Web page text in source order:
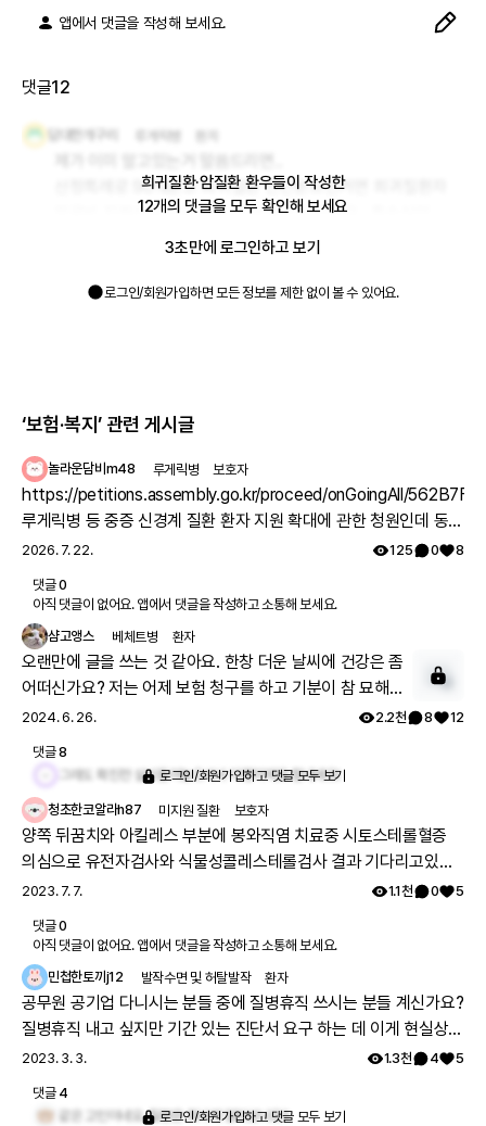
앱에서 댓글을 작성해 보세요.
댓글12
산정특례로 90%받고 희귀질환 진단받으신거면 희귀질환자
의료비 지원사업으로 10% 더 받을수도 있어요.. 특수식이
구입비, 간병비 이런것도 지원됩니다..
같으니 다시 해보셔도 좋을거 같네요..
희귀질환·암질환 환우들이 작성한
12개의 댓글을 모두 확인해 보세요
3초만에 로그인하고 보기
로그인/회원가입하면 모든 정보를 제한 없이 볼 수 있어요.
‘보험·복지’ 관련 게시글
놀라운담비m48 루게릭병 보호자
https://petitions.assembly.go.kr/proceed/onGoingAll/
루게릭병 등 중증 신경계 질환 환자 지원 확대에 관한 청원인데 동의
하기를 눌러주시면 감사하겠습니다. 주변에 공유도 많이 해주시면
감사하겠습니다.
2026. 7. 22. 125 0 8
댓글0
아직 댓글이 없어요. 앱에서 댓글을 작성하고 소통해 보세요.
샴고앵스
베체트병 환자
오랜만에 글을 쓰는 것 같아요. 한창 더운 날씨에 건강은 좀
어떠신가요? 저는 어제 보험 청구를 하고 기분이 참 묘해졌
어요. 정말정말 운 좋게도 베체트 확진 직전 해에 실손보험
에 들었어요. 역시 엄마 말을 들으면 자다가도 떡이 생긴다
고 무슨 바람이 불었는지 엄마에게 등떠밀려서 얼결에 들었
던거 거든요. 산정특례가 있지만 그래도 연말정산을 해보면
저 혼자만으로도 매해 1500만원이 넘는 돈이 병원으로 흘
러들어갑니다. 그런 병원비를 보며 남편에게 참 미안하기도
하고 복잡한 심경이 되네요. 몸 곳곳에 왜이렇게 염증에, 혹
에, 뭐에 이상이 많이 생기는지... 베체트가 아닌 일로 병원
가는 일도 많아요. 저희 엄마는 섬유근육통만 앓고 계셔서
산정특례도 안되고 일찍부터 유전성고혈압에 천식이 있으
셔가지고 실손보험도 없어서 저보다 훨씬 많은 돈을 병원비
로 쓰고 계시거든요. 문득 제 상황에 감사하기도 하고 남편
에게 새삼 미안하기도 하고 저희 부부가 집 한채 마련하지
못한 건 어쩌면 나 때문인가 싶기도 하고 마음이 참 복잡하
2024. 6. 26. 2.2천 8 12
댓글8
그래도 확진전 실비들어놓으셔서 다행이에요 힘내세요!
로그인/회원가입하고 댓글 모두 보기
청초한코알라h87 미지원 질환 보호자
양쪽 뒤꿈치와 아킬레스 부분에 봉와직염 치료중 시토스테롤혈증
의심으로 유전자검사와 식물성콜레스테롤검사 결과 기다리고있습
니다. 상처부위로 계속해서 황색종이 흘러나와 피부이식도 하게되
엏는데.. 약을 복용하면 이미 몸에 쌓인 황색종도 없어질수 있는지,
희귀병이라는데 의료비 지원은 받을수 있는지, 약값은 얼마나하는
지 궁금합니다 정정합니다. 대뇌건의 콜레스테롤증 이라는데 우리
나라에서는 진단받은환자가 거의 없답니다. 그래서 약효나 기타 여
러가지 임상 데이타도 없고 ㅠㅠ 그리고 15년정도 뇌전증앓고있는
데 작년부터 발작이 잦아졌습니다. 이것도 콜레스테롤혈증의 영향
인지 걱정입니다
2023. 7. 7. 1.1천 0 5
댓글0
아직 댓글이 없어요. 앱에서 댓글을 작성하고 소통해 보세요.
민첩한토끼j12
발작수면 및 허탈발작 환자
공무원 공기업 다니시는 분들 중에 질병휴직 쓰시는 분들 계신가요?
질병휴직 내고 싶지만 기간 있는 진단서 요구 하는 데 이게 현실상으
로 말도 안돼는 데 뭐 어떻게 해야할 지 모르겠네요. 규정 상으론 그
런 조항도 없을 뿐더러 인혁처나 행안부는 기관장 판단이라고 하는
데 계속 연차만 반복적으로 내니 결국에 검사 받기도 어렵네요
2023. 3. 3. 1.3천 4 5
댓글 4
같은 고민이네요. 질환은 회사에 알리셨나요?
로그인/회원가입하고 댓글 모두 보기